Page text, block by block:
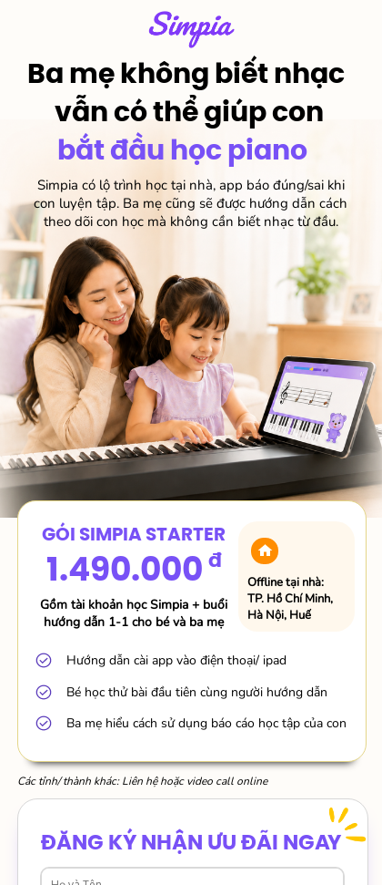
Ba mẹ không biết nhạc
Simpia có lộ trình học tại nhà, app báo đúng/sai khi
con luyện tập. Ba mẹ cũng sẽ được hướng dẫn cách
theo dõi con học mà không cần biết nhạc từ đầu.
vẫn có thể giúp con
bắt đầu học piano
GÓI SIMPIA STARTER
Hướng dẫn cài app vào điện thoại/ ipad
1.490.000 đ
Offline tại nhà:
TP. Hồ Chí Minh,
Hà Nội, Huế
Gồm tài khoản học Simpia + buổi
hướng dẫn 1-1 cho bé và ba mẹ
Bé học thử bài đầu tiên cùng người hướng dẫn
Ba mẹ hiểu cách sử dụng báo cáo học tập của con
ĐĂNG KÝ NHẬN ƯU ĐÃI NGAY
Các tỉnh/ thành khác: Liên hệ hoặc video call online